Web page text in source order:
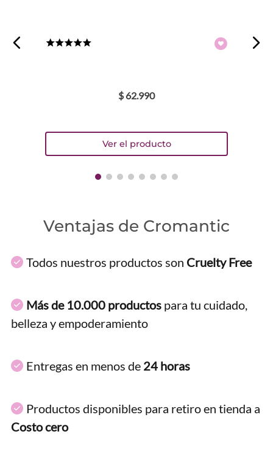
$ 62.990
Ventajas de Cromantic
Todos nuestros productos son Cruelty Free
Más de 10.000 productos para tu cuidado,
belleza y empoderamiento
Entregas en menos de 24 horas
Productos disponibles para retiro en tienda a
Costo cero